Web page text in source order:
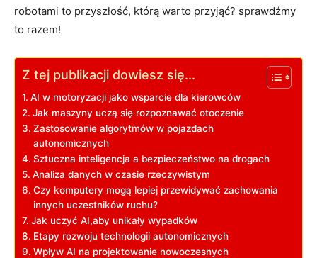
⁢robotami to ​przyszłość, ​którą warto przyjąć? sprawdźmy
to razem!
Z tej publikacji dowiesz się...
AI ‍w​ motoryzacji jako ​wsparcie dla kierowców
Jak maszyny uczą się rozpoznawać​ otoczenie
Zastosowanie⁣ algorytmów ⁤w pojazdach
autonomicznych
Sztuczna ⁢inteligencja ⁢a bezpieczeństwo⁢ na⁤ drogach
Analiza danych ⁣w czasie rzeczywistym
Czy komputery mogą lepiej przewidywać zachowania
innych ​uczestników ruchu?
Jak uczyć AI,aby unikały wypadków
Etapy rozwoju technologii⁢ autonomicznych
Wpływ AI ⁤na projektowanie ⁤nowoczesnych